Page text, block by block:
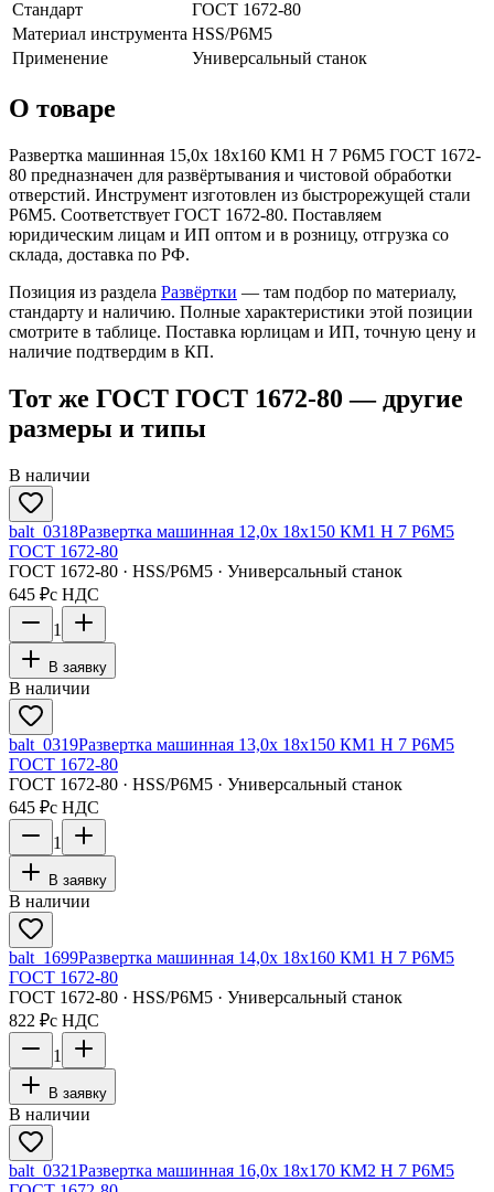
Стандарт
ГОСТ 1672-80
Материал инструмента HSS/Р6М5
Применение
Универсальный станок
О товаре
Развертка машинная 15,0х 18х160 КМ1 H 7 Р6М5 ГОСТ 1672-
80 предназначен для развёртывания и чистовой обработки
отверстий. Инструмент изготовлен из быстрорежущей стали
Р6М5. Соответствует ГОСТ 1672-80. Поставляем
юридическим лицам и ИП оптом и в розницу, отгрузка со
склада, доставка по РФ.
Позиция из раздела Развёртки — там подбор по материалу,
стандарту и наличию. Полные характеристики этой позиции
смотрите в таблице. Поставка юрлицам и ИП, точную цену и
наличие подтвердим в КП.
Тот же ГОСТ ГОСТ 1672-80 — другие
размеры и типы
В наличии
balt_0318Развертка машинная 12,0х 18х150 КМ1 H 7 Р6М5
ГОСТ 1672-80
ГОСТ 1672-80 · HSS/Р6М5 · Универсальный станок
645 ₽с НДС
1
В заявку
В наличии
balt_0319Развертка машинная 13,0х 18х150 КМ1 H 7 Р6М5
ГОСТ 1672-80
ГОСТ 1672-80 · HSS/Р6М5 · Универсальный станок
645 ₽с НДС
1
В заявку
В наличии
balt_1699Развертка машинная 14,0х 18х160 КМ1 H 7 Р6М5
ГОСТ 1672-80
ГОСТ 1672-80 · HSS/Р6М5 · Универсальный станок
822 ₽с НДС
1
В заявку
В наличии
balt_0321Развертка машинная 16,0х 18х170 КМ2 H 7 Р6М5